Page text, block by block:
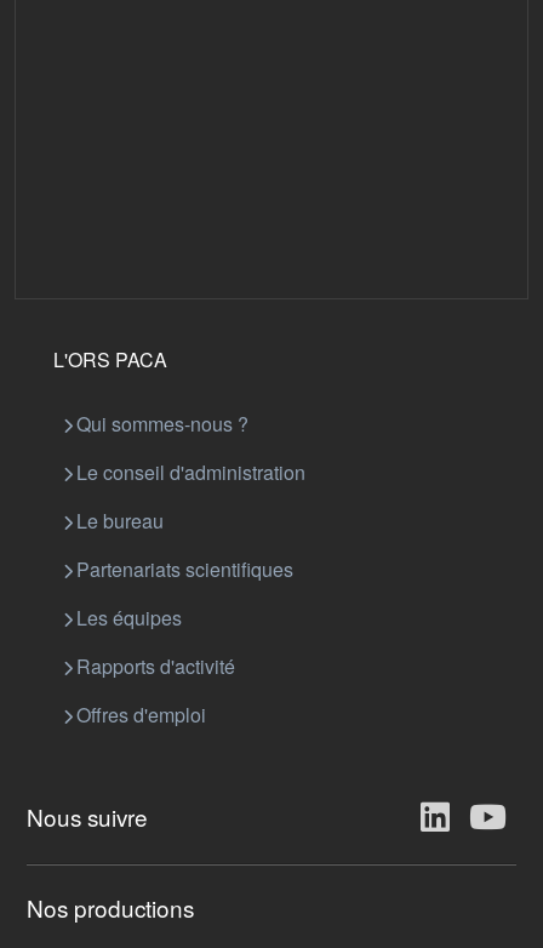
L'ORS PACA
Qui sommes-nous ?
Le conseil d'administration
Le bureau
Partenariats scientifiques
Les équipes
Rapports d'activité
Offres d'emploi
Nous suivre
Nos productions